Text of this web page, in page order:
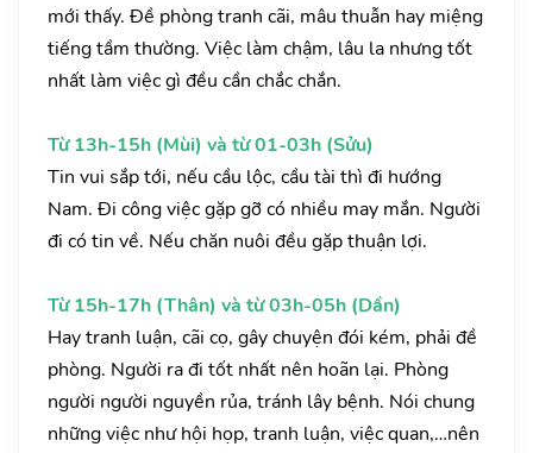
mới thấy. Đề phòng tranh cãi, mâu thuẫn hay miệng
tiếng tầm thường. Việc làm chậm, lâu la nhưng tốt
nhất làm việc gì đều cần chắc chắn.
Từ 13h-15h (Mùi) và từ 01-03h (Sửu)
Tin vui sắp tới, nếu cầu lộc, cầu tài thì đi hướng
Nam. Đi công việc gặp gỡ có nhiều may mắn. Người
đi có tin về. Nếu chăn nuôi đều gặp thuận lợi.
Từ 15h-17h (Thân) và từ 03h-05h (Dần)
Hay tranh luận, cãi cọ, gây chuyện đói kém, phải đề
phòng. Người ra đi tốt nhất nên hoãn lại. Phòng
người người nguyền rủa, tránh lây bệnh. Nói chung
những việc như hội họp, tranh luận, việc quan,…nên